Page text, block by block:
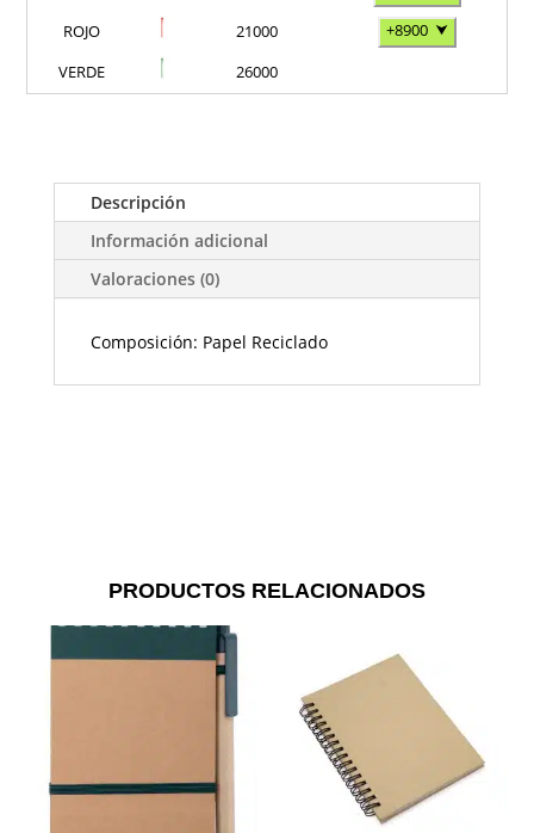
ROJO
21000 +8900 ⮟
VERDE
26000
Descripción
Información adicional
Valoraciones (0)
Composición: Papel Reciclado
PRODUCTOS RELACIONADOS